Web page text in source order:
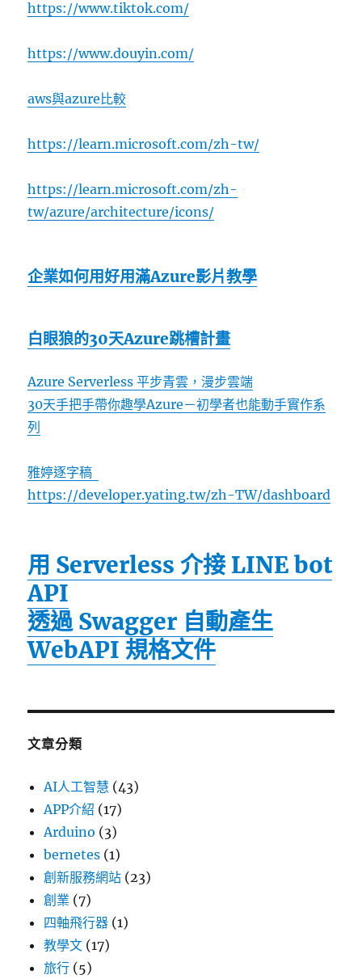
https://www.tiktok.com/
https://www.douyin.com/
aws與azure比較
https://learn.microsoft.com/zh-tw/
https://learn.microsoft.com/zh-
tw/azure/architecture/icons/
企業如何用好用滿Azure影片教學
白眼狼的30天Azure跳槽計畫
Azure Serverless 平步青雲，漫步雲端
30天手把手帶你趣學Azure－初學者也能動手實作系
列
雅婷逐字稿
https://developer.yating.tw/zh-TW/dashboard
用 Serverless 介接 LINE bot
API
透過 Swagger 自動產生
WebAPI 規格文件
文章分類
AI人工智慧 (43)
APP介紹 (17)
Arduino (3)
bernetes (1)
創新服務網站 (23)
創業 (7)
四軸飛行器 (1)
教學文 (17)
旅行 (5)